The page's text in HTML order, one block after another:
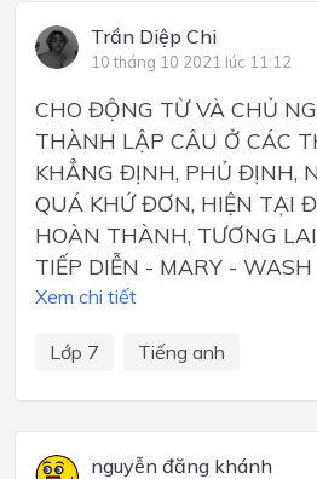
Trần Diệp Chi
10 tháng 10 2021 lúc 11:12
CHO ĐỘNG TỪ VÀ CHỦ
THÀNH LẬP CÂU Ở CÁC
KHẲNG ĐỊNH, PHỦ ĐỊNH,
QUÁ KHỨ ĐƠN, HIỆN TẠI
HOÀN THÀNH, TƯƠNG
TIẾP DIỄN - MARY -
Xem chi tiết
Lớp 7 Tiếng anh
nguyễn đăng khánh